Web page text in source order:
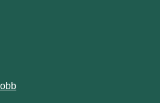
till annan webbplats.